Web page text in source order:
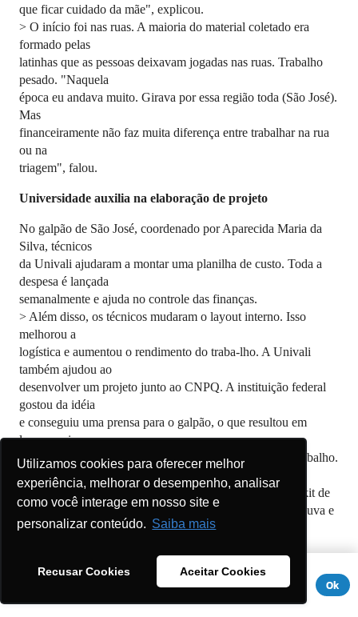
Utilizamos cookies para oferecer melhor
experiência, melhorar o desempenho, analisar
como você interage em nosso site e
personalizar conteúdo. Saiba mais
Recusar Cookies Aceitar Cookies
que ficar cuidado da mãe", explicou.
> O início foi nas ruas. A maioria do material coletado era
formado pelas
latinhas que as pessoas deixavam jogadas nas ruas. Trabalho
pesado. "Naquela
época eu andava muito. Girava por essa região toda (São José).
Mas
financeiramente não faz muita diferença entre trabalhar na rua
ou na
triagem", falou.
Universidade auxilia na elaboração de projeto
No galpão de São José, coordenado por Aparecida Maria da
Silva, técnicos
da Univali ajudaram a montar uma planilha de custo. Toda a
despesa é lançada
semanalmente e ajuda no controle das finanças.
> Além disso, os técnicos mudaram o layout interno. Isso
melhorou a
logística e aumentou o rendimento do traba-lho. A Univali
também ajudou ao
desenvolver um projeto junto ao CNPQ. A instituição federal
gostou da idéia
e conseguiu uma prensa para o galpão, o que resultou em
lucros maiores.
> Os catadores, agora, buscam melhores condições de trabalho.
Florianópolis, eles tentam conseguir junto à Prefeitura o kit de
equipamentos básicos. Luvas e botas, além da capa de chuva e
do colete de
> Uma luva que dura 20 dias, por exemplo, chega a custar R$
avanço é que todos agora já perceberam a importância do uso
Este site usa cookies para melhorar sua experiência. Se você
continuar a usar este site, você concorda com ele.Aviso de
Privacidade
Ok